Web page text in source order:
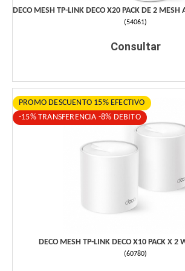
DECO MESH TP-LINK DECO X20 PACK DE 2
(54061)
Consultar
PROMO DESCUENTO 15% EFECTIVO
-15% TRANSFERENCIA -8% DEBITO
DECO MESH TP-LINK DECO X10 PACK X 2
(60780)